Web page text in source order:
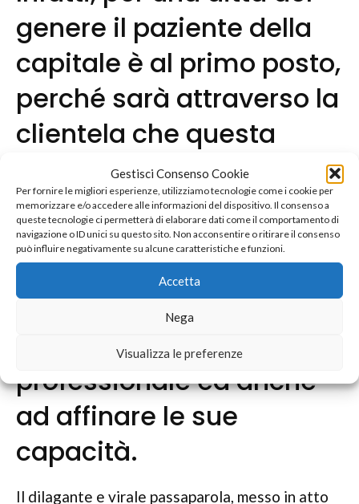
Gestisci Consenso Cookie
Per fornire le migliori esperienze, utilizziamo tecnologie come i cookie per
memorizzare e/o accedere alle informazioni del dispositivo. Il consenso a
queste tecnologie ci permetterà di elaborare dati come il comportamento di
navigazione o ID unici su questo sito. Non acconsentire o ritirare il consenso
può influire negativamente su alcune caratteristiche e funzioni.
Accetta
Nega
Visualizza le preferenze
genere il paziente della
capitale è al primo posto,
perché sarà attraverso la
clientela che questa
impresa riuscirà ad
affermare la sua fama ed
il suo buon nome, ad
accumulare tante nuove
esperienze fondamentali
per la sua crescita
professionale ed anche
ad affinare le sue
capacità.
Il dilagante e virale passaparola, messo in atto